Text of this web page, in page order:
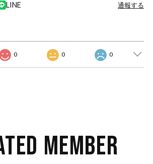
LINE 通報する
0 0 0
MEMBER